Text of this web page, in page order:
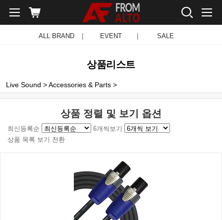
ALL BRAND EVENT SALE
상품리스트
Live Sound >Accessories & Parts >
상품 정렬 및 보기 옵션
최신등록순
6개씩보기
상품 목록 보기 전환